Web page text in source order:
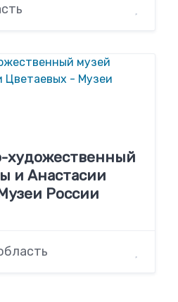
художественный
и Анастасии
России